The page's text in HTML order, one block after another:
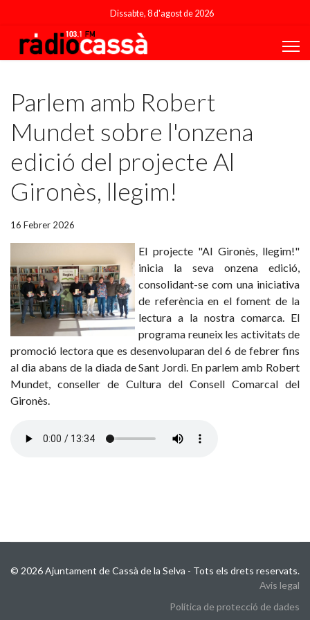
Dissabte, 8 d'agost de 2026
Parlem amb Robert
Mundet sobre l'onzena
edició del projecte Al
Gironès, llegim!
16 Febrer 2026
El projecte "Al Gironès, llegim!"
inicia la seva onzena edició,
consolidant-se com una iniciativa
de referència en el foment de la
lectura a la nostra comarca. El
programa reuneix les activitats de
promoció lectora que es desenvoluparan del 6 de febrer fins
al dia abans de la diada de Sant Jordi. En parlem amb Robert
Mundet, conseller de Cultura del Consell Comarcal del
Gironès.
© 2026 Ajuntament de Cassà de la Selva - Tots els drets reservats.
Avis legal
Política de protecció de dades